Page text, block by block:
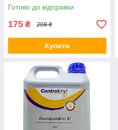
Готово до відправки
175 ₴ 208 ₴
Купити